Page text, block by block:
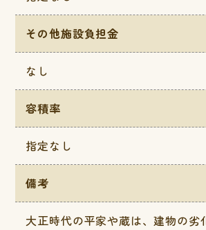
その他施設負担金
なし
容積率
指定なし
備考
大正時代の平家や蔵は、建物の劣